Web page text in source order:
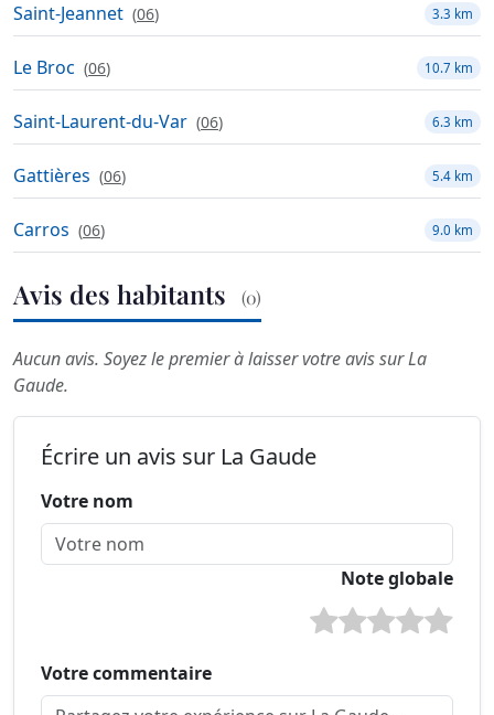
Saint-Jeannet (06) 3.3 km
Le Broc (06) 10.7 km
Saint-Laurent-du-Var (06) 6.3 km
Gattières (06) 5.4 km
Carros (06) 9.0 km
Avis des habitants (0)
Aucun avis. Soyez le premier à laisser votre avis sur La
Gaude.
Écrire un avis sur La Gaude
Votre nom
Note globale
Votre commentaire